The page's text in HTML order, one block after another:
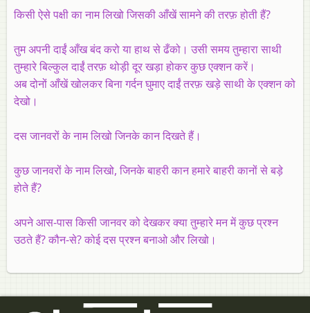
किसी ऐसे पक्षी का नाम लिखो जिसकी आँखें सामने की तरफ़ होती हैं?
तुम अपनी दाईं आँख बंद करो या हाथ से ढँको। उसी समय तुम्हारा साथी
तुम्हारे बिल्कुल दाईं तरफ़ थोड़ी दूर खड़ा होकर कुछ एक्शन करें।
अब दोनों आँखें खोलकर बिना गर्दन घुमाए दाईं तरफ़ खड़े साथी के एक्शन को
देखो।
दस जानवरों के नाम लिखो जिनके कान दिखते हैं।
कुछ जानवरों के नाम लिखो, जिनके बाहरी कान हमारे बाहरी कानों से बड़े
होते हैं?
अपने आस-पास किसी जानवर को देखकर क्या तुम्हारे मन में कुछ प्रश्न
उठते हैं? कौन-से? कोई दस प्रश्न बनाओ और लिखो।